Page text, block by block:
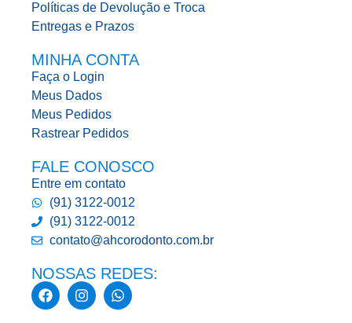
Políticas de Devolução e Troca
Entregas e Prazos
MINHA CONTA
Faça o Login
Meus Dados
Meus Pedidos
Rastrear Pedidos
FALE CONOSCO
Entre em contato
(91) 3122-0012
(91) 3122-0012
contato@ahcorodonto.com.br
NOSSAS REDES: